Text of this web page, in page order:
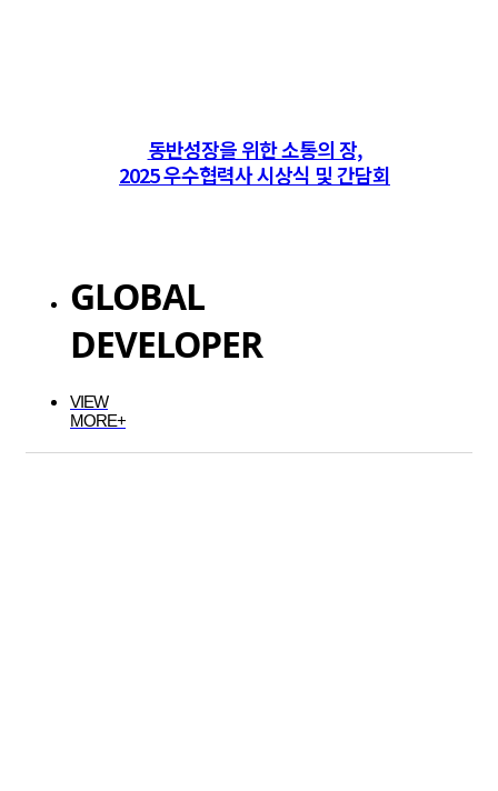
동반성장을 위한 소통의 장,
2025 우수협력사 시상식 및 간담회
GLOBAL
DEVELOPER
VIEW
MORE+